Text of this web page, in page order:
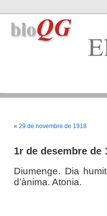
« 29 de novembre de 1918
1r de desembre de
Diumenge. Dia
d’ànima. Atonia.